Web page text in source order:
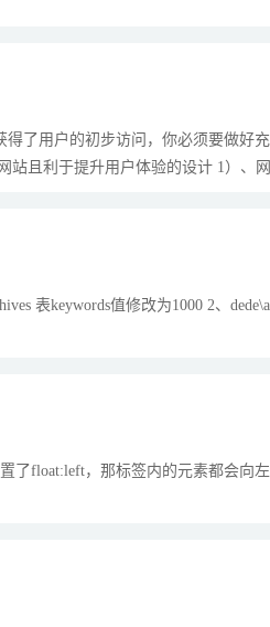
了用户的初步访问，你必须要做好
且利于提升用户体验的设计 1）、
表keywords值修改为1000 2、
float:left，那标签内的元素都会向